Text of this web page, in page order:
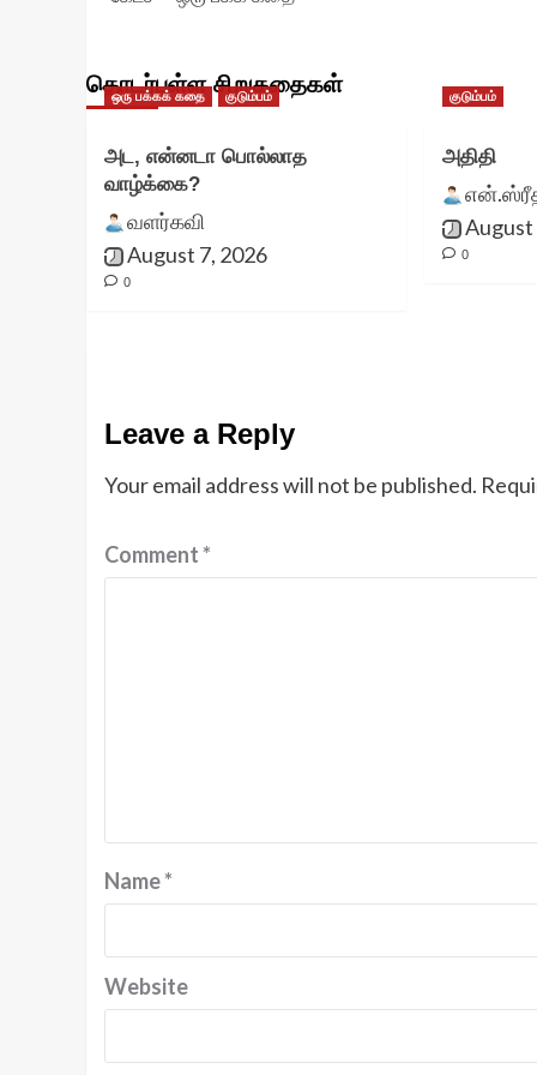
navigation
தொடர்புள்ள சிறுகதைகள்
ஒரு பக்கக் கதை குடும்பம்
அட, என்னடா பொல்லாத
வாழ்க்கை?
வளர்கவி
August 7, 2026
0
குடும்பம்
அதிதி
August
0
Leave a Reply
Your email address will not be published.
Comment*
Name*
Website